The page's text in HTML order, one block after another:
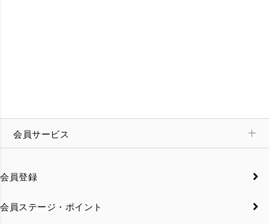
会員サービス
会員登録
会員ステージ・ポイント